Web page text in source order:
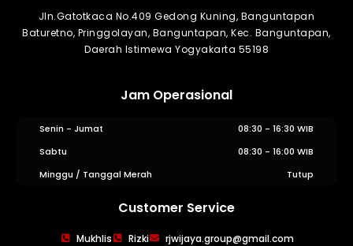
WIJAYA PRODUCTION
Jln.Gatotkaca No.409 Gedong Kuning, Banguntapan
Baturetno, Pringgolayan, Banguntapan, Kec. Banguntapan,
Daerah Istimewa Yogyakarta 55198
Jam Operasional
Senin - Jumat
08:30 - 16:30 WIB
Sabtu
08:30 - 16:00 WIB
Minggu / Tanggal Merah
Tutup
Customer Service
Mukhlis Rizki
rjwijaya.group@gmail.com